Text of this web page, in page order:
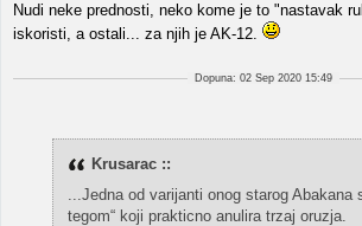
Nudi neke prednosti, neko kome je to "nastavak
iskoristi, a ostali... za njih je AK-12.
Dopuna: 02 Sep 2020 15:49
Krusarac ::
...Jedna od varijanti onog starog Abakana
tegom“ koji prakticno anulira trzaj oruzja.